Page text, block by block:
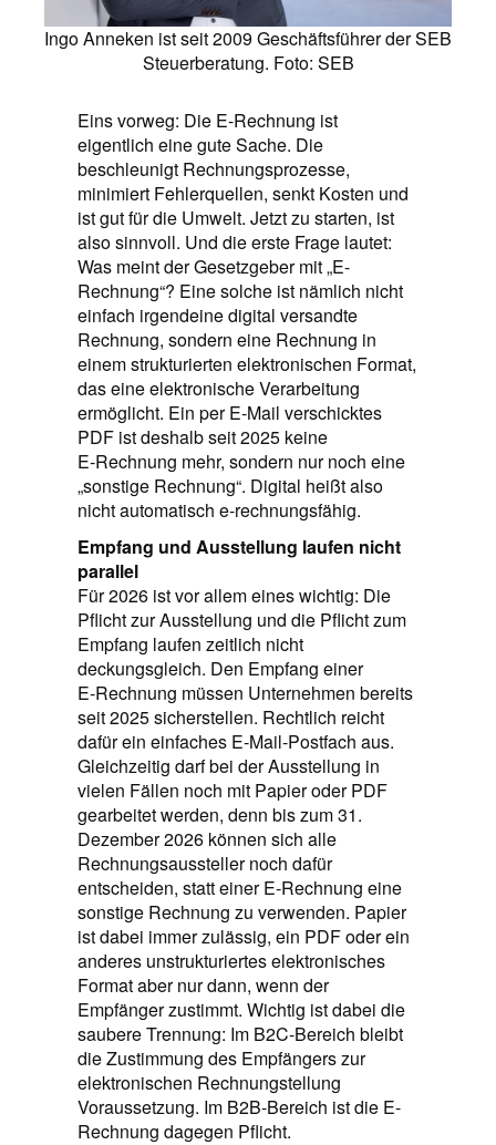
Ingo Anneken ist seit 2009 Geschäftsführer der SEB
Steuerberatung. Foto: SEB
Eins vorweg: Die E-Rechnung ist
eigentlich eine gute Sache. Die
beschleunigt Rechnungsprozesse,
minimiert Fehlerquellen, senkt Kosten und
ist gut für die Umwelt. Jetzt zu starten, ist
also sinnvoll. Und die erste Frage lautet:
Was meint der Gesetzgeber mit „E-
Rechnung“? Eine solche ist nämlich nicht
einfach irgendeine digital versandte
Rechnung, sondern eine Rechnung in
einem strukturierten elektronischen Format,
das eine elektronische Verarbeitung
ermöglicht. Ein per E‑Mail verschicktes
PDF ist deshalb seit 2025 keine
E‑Rechnung mehr, sondern nur noch eine
„sonstige Rechnung“. Digital heißt also
nicht automatisch e‑rechnungsfähig.
Empfang und Ausstellung laufen nicht
parallel
Für 2026 ist vor allem eines wichtig: Die
Pflicht zur Ausstellung und die Pflicht zum
Empfang laufen zeitlich nicht
deckungsgleich. Den Empfang einer
E‑Rechnung müssen Unternehmen bereits
seit 2025 sicherstellen. Rechtlich reicht
dafür ein einfaches E‑Mail‑Postfach aus.
Gleichzeitig darf bei der Ausstellung in
vielen Fällen noch mit Papier oder PDF
gearbeitet werden, denn bis zum 31.
Dezember 2026 können sich alle
Rechnungsaussteller noch dafür
entscheiden, statt einer E‑Rechnung eine
sonstige Rechnung zu verwenden. Papier
ist dabei immer zulässig, ein PDF oder ein
anderes unstrukturiertes elektronisches
Format aber nur dann, wenn der
Empfänger zustimmt. Wichtig ist dabei die
saubere Trennung: Im B2C-Bereich bleibt
die Zustimmung des Empfängers zur
elektronischen Rechnungstellung
Voraussetzung. Im B2B-Bereich ist die E-
Rechnung dagegen Pflicht.